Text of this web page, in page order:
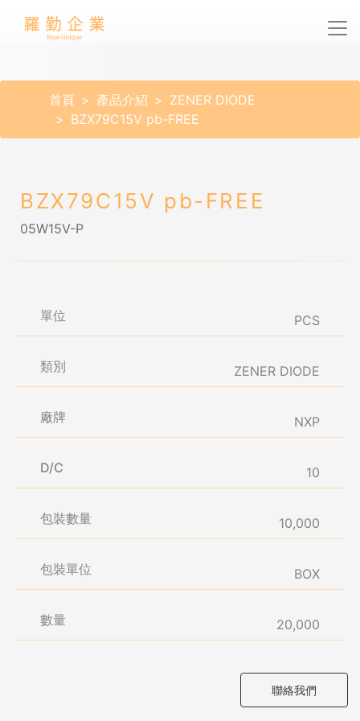
首頁 產品介紹
ZENER DIODE
BZX79C15V pb-FREE
BZX79C15V pb-FREE
05W15V-P
單位 PCS
類別 ZENER DIODE
廠牌 NXP
D/C 10
包裝數量 10,000
包裝單位 BOX
數量 20,000
聯絡我們